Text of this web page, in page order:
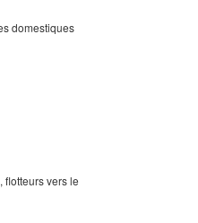
domestiques
flotteurs vers le